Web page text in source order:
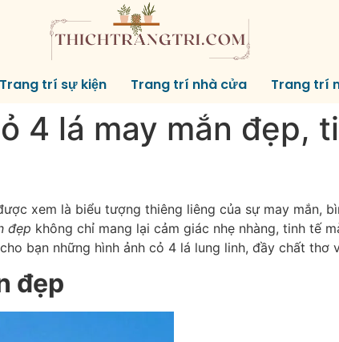
Trang trí sự kiện Trang trí nhà cửa Trang trí
4 lá may mắn đẹp,
xem là biểu tượng thiêng liêng của sự may mắn,
đẹp không chỉ mang lại cảm giác nhẹ nhàng, tinh tế
bạn những hình ảnh cỏ 4 lá lung linh, đầy chất thơ
đẹp